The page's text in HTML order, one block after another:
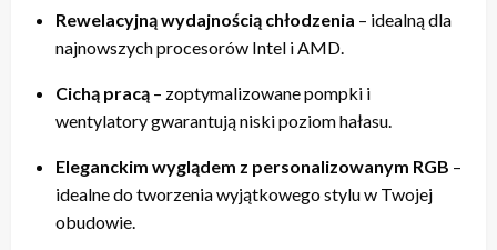
Rewelacyjną wydajnością chłodzenia – idealną dla
najnowszych procesorów Intel i AMD.
Cichą pracą – zoptymalizowane pompki i
wentylatory gwarantują niski poziom hałasu.
Eleganckim wyglądem z personalizowanym RGB –
idealne do tworzenia wyjątkowego stylu w Twojej
obudowie.